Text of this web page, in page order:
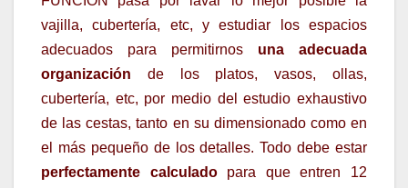
vajilla, cubertería, etc, y estudiar los espacios
adecuados para permitirnos una adecuada
organización de los platos, vasos, ollas,
cubertería, etc, por medio del estudio exhaustivo
de las cestas, tanto en su dimensionado como en
el más pequeño de los detalles. Todo debe estar
perfectamente calculadopara que entren 12